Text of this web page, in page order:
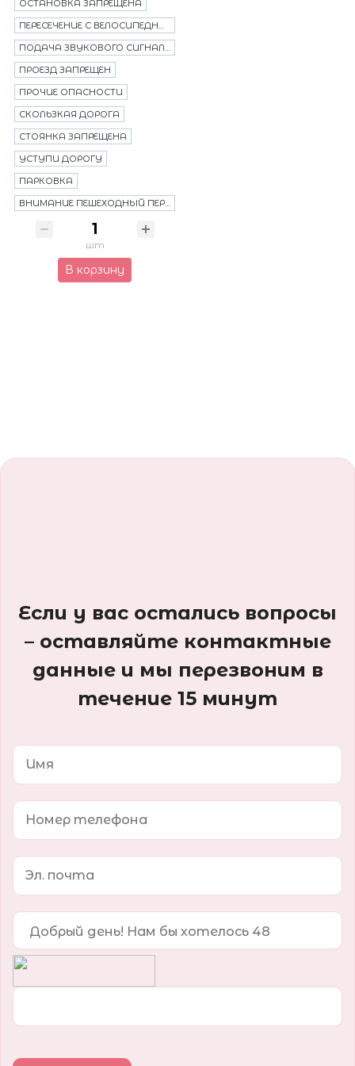
ОСТАНОВКА ЗАПРЕЩЕНА
ПЕРЕСЕЧЕНИЕ С ВЕЛОСИПЕДНОЙ ДОРОЖКОЙ
ПОДАЧА ЗВУКОВОГО СИГНАЛА ЗАПРЕЩЕНА
ПРОЕЗД ЗАПРЕЩЕН
ПРОЧИЕ ОПАСНОСТИ
СКОЛЬЗКАЯ ДОРОГА
СТОЯНКА ЗАПРЕЩЕНА
УСТУПИ ДОРОГУ
ПАРКОВКА
ВНИМАНИЕ ПЕШЕХОДНЫЙ ПЕРЕХОД
шт
В корзину
Если у вас остались вопросы
– оставляйте контактные
данные и мы перезвоним в
течение 15 минут